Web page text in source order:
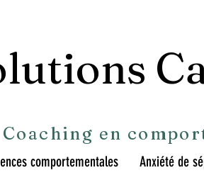
Coaching en
comportementales Anxiété de